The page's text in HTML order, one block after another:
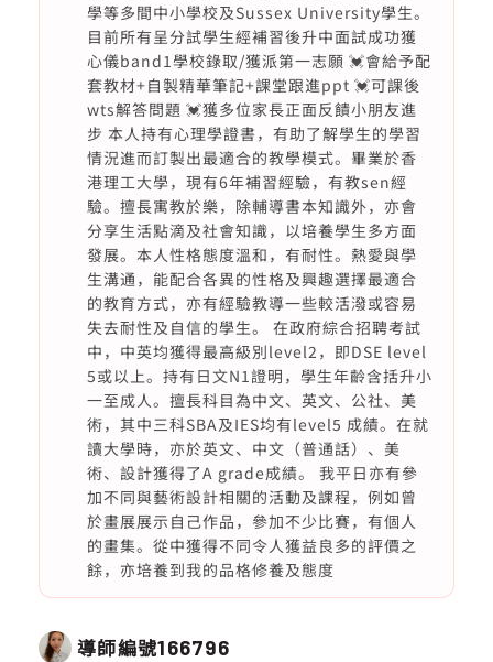
學等多間中小學校及Sussex University學生。
目前所有呈分試學生經補習後升中面試成功獲
心儀band1學校錄取/獲派第一志願 💓會給予配
套教材+自製精華筆記+課堂跟進ppt 💓可課後
wts解答問題 💓獲多位家長正面反饋小朋友進
步 本人持有心理學證書，有助了解學生的學習
情況進而訂製出最適合的教學模式。畢業於香
港理工大學，現有6年補習經驗，有教sen經
驗。擅長寓教於樂，除輔導書本知識外，亦會
分享生活點滴及社會知識，以培養學生多方面
發展。本人性格態度溫和，有耐性。熱愛與學
生溝通，能配合各異的性格及興趣選擇最適合
的教育方式，亦有經驗教導一些較活潑或容易
失去耐性及自信的學生。 在政府綜合招聘考試
中，中英均獲得最高級別level2，即DSE level
5或以上。持有日文N1證明，學生年齡含括升小
一至成人。擅長科目為中文、英文、公社、美
術，其中三科SBA及IES均有level5 成績。在就
讀大學時，亦於英文、中文（普通話）、美
術、設計獲得了A grade成績。 我平日亦有參
加不同與藝術設計相關的活動及課程，例如曾
於畫展展示自己作品，參加不少比賽，有個人
的畫集。從中獲得不同令人獲益良多的評價之
餘，亦培養到我的品格修養及態度
導師編號166796